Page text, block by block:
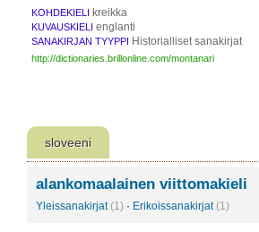
KOHDEKIELI kreikka
KUVAUSKIELI englanti
SANAKIRJAN TYYPPI Historialliset sanakirjat
http://dictionaries.brillonline.com/montanari
sloveeni
alankomaalainen viittomakieli
Yleissanakirjat (1) · Erikoissanakirjat (1)